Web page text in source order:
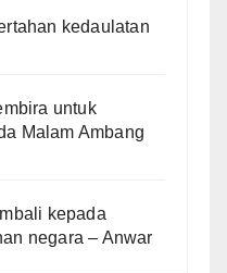
kedaulatan
untuk
Malam Ambang
kepada
negara – Anwar